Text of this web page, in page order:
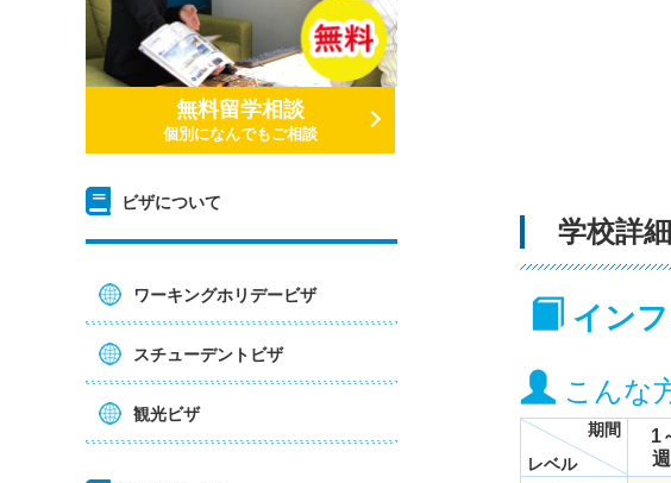
無料留学相談
個別になんでもご相談
ビザについて
ワーキングホリデービザ
スチューデントビザ
観光ビザ
学校詳細
イン
こんな
期間
レベル
1